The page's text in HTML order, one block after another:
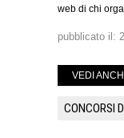
web di chi
pubblicato il:
VEDI
CONCORSI